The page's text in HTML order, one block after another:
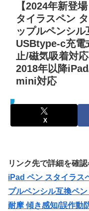
【2024年新登
タイラスペン
ップルペンシ
USBtype-c充電
止/磁気吸着対
2018年以降
mini対応
セールハンター 激安情報まとめ
X
リンク先で詳細を確認
iPad ペン スタイラス
プルペンシル互換ペ
耐摩 傾き感知/誤作動